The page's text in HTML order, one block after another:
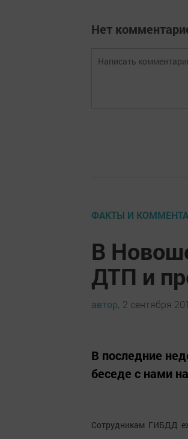
Нет
ФАКТЫ И
В
ДТП и
автор, 2 сентября
В последние
беседе с нами
Сотрудникам ГИБДД